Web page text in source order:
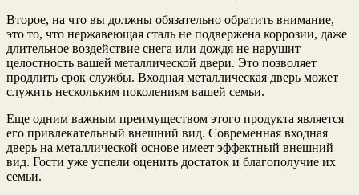
Второе, на что вы должны обязательно обратить внимание,
это то, что нержавеющая сталь не подвержена коррозии, даже
длительное воздействие снега или дождя не нарушит
целостность вашей металлической двери. Это позволяет
продлить срок службы. Входная металлическая дверь может
служить нескольким поколениям вашей семьи.
Еще одним важным преимуществом этого продукта является
его привлекательный внешний вид. Современная входная
дверь на металлической основе имеет эффектный внешний
вид. Гости уже успели оценить достаток и благополучие их
семьи.